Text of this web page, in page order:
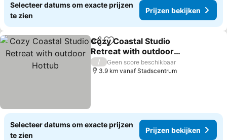
Selecteer datums om exacte prijzen
te zien
Prijzen bekijken
DelenToevoegen aan favorieten
Cozy Coastal Studio
Retreat with outdoor
Hottub
/
Geen score beschikbaar
3.9 km vanaf Stadscentrum
Selecteer datums om exacte prijzen
te zien
Prijzen bekijken